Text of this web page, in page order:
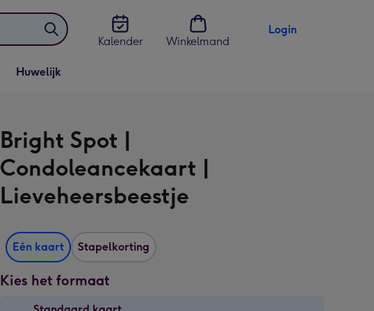
Kalender
Winkelmand
Login
Vervolgkeuzelijst
Huwelijk openen
Huwelijk
Bright Spot |
Condoleancekaart |
Lieveheersbeestje
Eén kaart Stapelkorting
Kies het formaat